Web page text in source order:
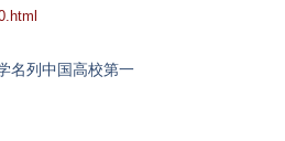
名列中国高校第一